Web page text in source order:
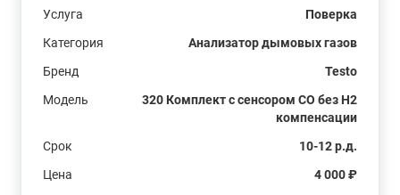
Услуга
Поверка
Категория
Анализатор дымовых газов
Бренд
Testo
Модель
320 Комплект с сенсором СО без H2
компенсации
Срок
10-12 р.д.
Цена
4 000 ₽